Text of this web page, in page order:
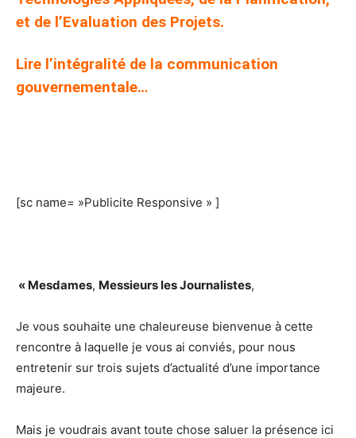
et de l’Evaluation des Projets.
Lire l’intégralité de la communication
gouvernementale…
[sc name= »Publicite Responsive » ]
« Mesdames, Messieurs les Journalistes,
Je vous souhaite une chaleureuse bienvenue à cette
rencontre à laquelle je vous ai conviés, pour nous
entretenir sur trois sujets d’actualité d’une importance
majeure.
Mais je voudrais avant toute chose saluer la présence ici